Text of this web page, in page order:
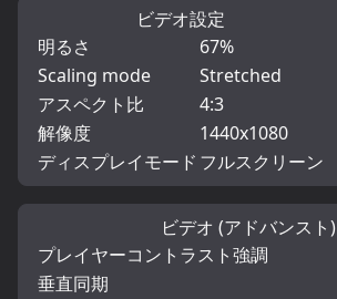
ビデオ設定
明るさ
67%
Scaling mode
Stretched
アスペクト比
4:3
解像度
1440x1080
ディスプレイモード フルスクリーン
ビデオ (アドバンスト)
プレイヤーコントラスト強調
垂直同期